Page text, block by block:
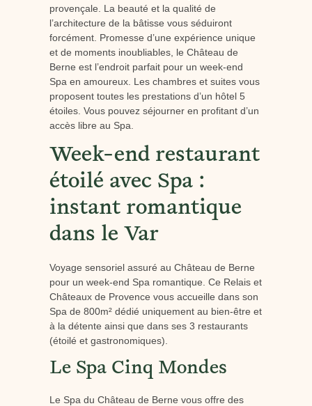
provençale. La beauté et la qualité de
l’architecture de la bâtisse vous séduiront
forcément. Promesse d’une expérience unique
et de moments inoubliables, le Château de
Berne est l’endroit parfait pour un week-end
Spa en amoureux. Les chambres et suites vous
proposent toutes les prestations d’un hôtel 5
étoiles. Vous pouvez séjourner en profitant d’un
accès libre au Spa.
Week-end restaurant
étoilé avec Spa :
instant romantique
dans le Var
Voyage sensoriel assuré au Château de Berne
pour un week-end Spa romantique. Ce Relais et
Châteaux de Provence vous accueille dans son
Spa de 800m² dédié uniquement au bien-être et
à la détente ainsi que dans ses 3 restaurants
(étoilé et gastronomiques).
Le Spa Cinq Mondes
Le Spa du Château de Berne vous offre des